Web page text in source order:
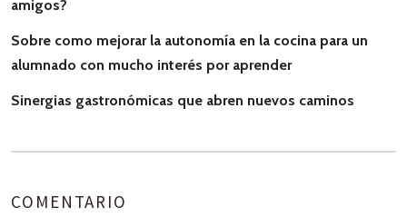
amigos?
Sobre como mejorar la autonomía en la cocina para un
alumnado con mucho interés por aprender
Sinergias gastronómicas que abren nuevos caminos
COMENTARIO